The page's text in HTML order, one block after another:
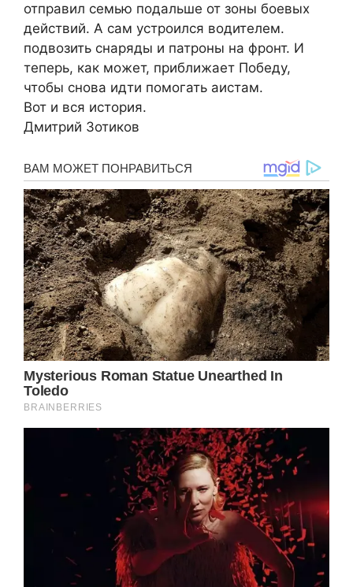
отправил семью подальше от зоны боевых
действий. А сам устроился водителем.
подвозить снаряды и патроны на фронт. И
теперь, как может, приближает Победу,
чтобы снова идти помогать аистам.
Вот и вся история.
Дмитрий Зотиков